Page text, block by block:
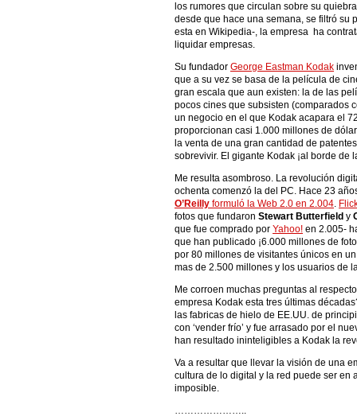
los rumores que circulan sobre su
desde que hace una semana, se filtró su
esta en Wikipedia-, la empresa ha
liquidar empresas.
Su fundador George Eastman Kodak
que a su vez se basa de la película de
gran escala que aun existen: la de las
pocos cines que subsisten (comparados
un negocio en el que Kodak acapara el
proporcionan casi 1.000 millones de
la venta de una gran cantidad de
sobrevivir. El gigante Kodak ¡al borde de
Me resulta asombroso. La revolución
ochenta comenzó la del PC. Hace 23
O’Reilly formuló la Web 2.0 en 2.004.
fotos que fundaron Stewart Butterfield y
que fue comprado por Yahoo! en 2.005-
que han publicado ¡6.000 millones de
por 80 millones de visitantes únicos en
mas de 2.500 millones y los usuarios de
Me corroen muchas preguntas al
empresa Kodak esta tres últimas
las fabricas de hielo de EE.UU. de
con ‘vender frío’ y fue arrasado por el
han resultado ininteligibles a Kodak la
Va a resultar que llevar la visión de una
cultura de lo digital y la red puede ser en
imposible.
…………………..